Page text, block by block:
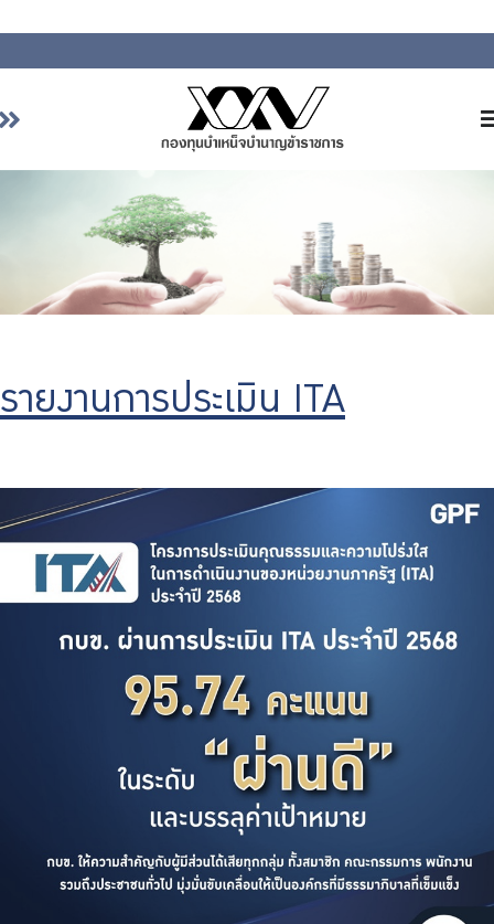
เกี่ยวกับ กบข.
รายงานผลการดำเนินงาน
บริการเจ้าหน้าที่ส่วนราชการ
ร่วมงานกับเรา
Eng
รายงานการประเมิน ITA